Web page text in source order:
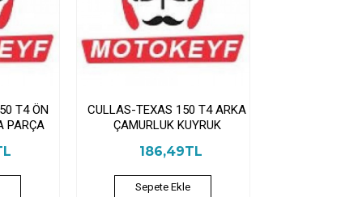
T4 ÖN
PARÇA
CULLAS-TEXAS 150 T4 ARKA
ÇAMURLUK KUYRUK
186,49TL
Sepete Ekle